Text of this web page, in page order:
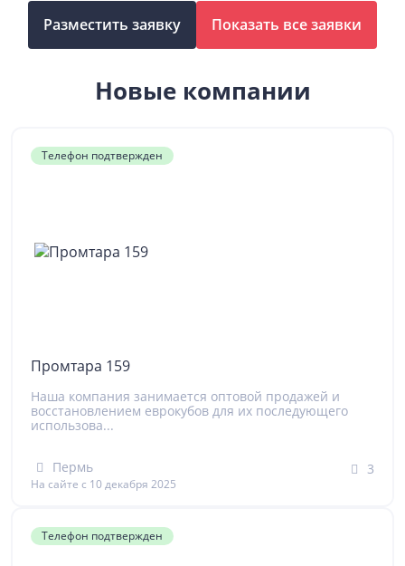
Разместить заявку Показать все заявки
Новые компании
Телефон подтвержден
Промтара 159
Наша компания занимается оптовой продажей и
восстановлением еврокубов для их последующего
использова...
Пермь
На сайте с 10 декабря 2025
3
Телефон подтвержден